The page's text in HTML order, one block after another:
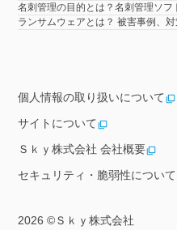
名刺管理の目的とは？名刺管理ソフ
ランサムウェアとは？ 被害事例、
個人情報の取り扱いについて
サイトについて
Ｓｋｙ株式会社 会社概要
セキュリティ・脆弱性について
2026 ©Ｓｋｙ株式会社